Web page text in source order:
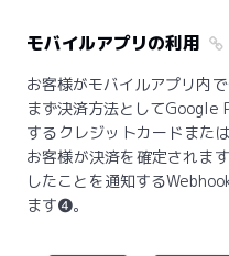
モバイルアプリの利用
お客様がモバイルアプリ内
まず決済方法としてGoogle
するクレジットカードまた
お客様が決済を確定されま
したことを通知する
ます❹。